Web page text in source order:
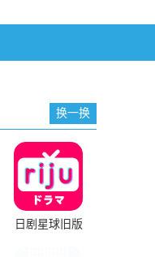
换一换
日剧星球旧版